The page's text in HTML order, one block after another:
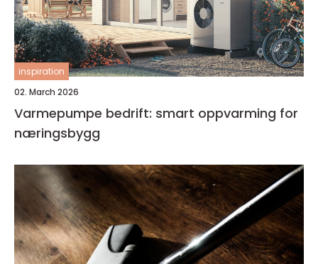
inspiration
02. March 2026
Varmepumpe bedrift: smart oppvarming for
næringsbygg